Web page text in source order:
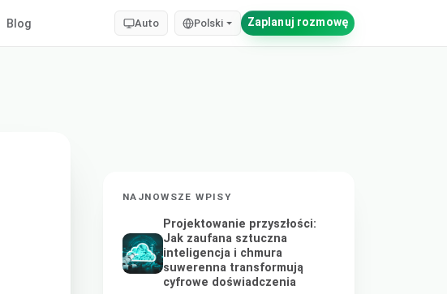
Blog Auto Polski Zaplanuj rozmowę
NAJNOWSZE WPISY
Projektowanie przyszłości:
Jak zaufana sztuczna
inteligencja i chmura
suwerenna transformują
cyfrowe doświadczenia